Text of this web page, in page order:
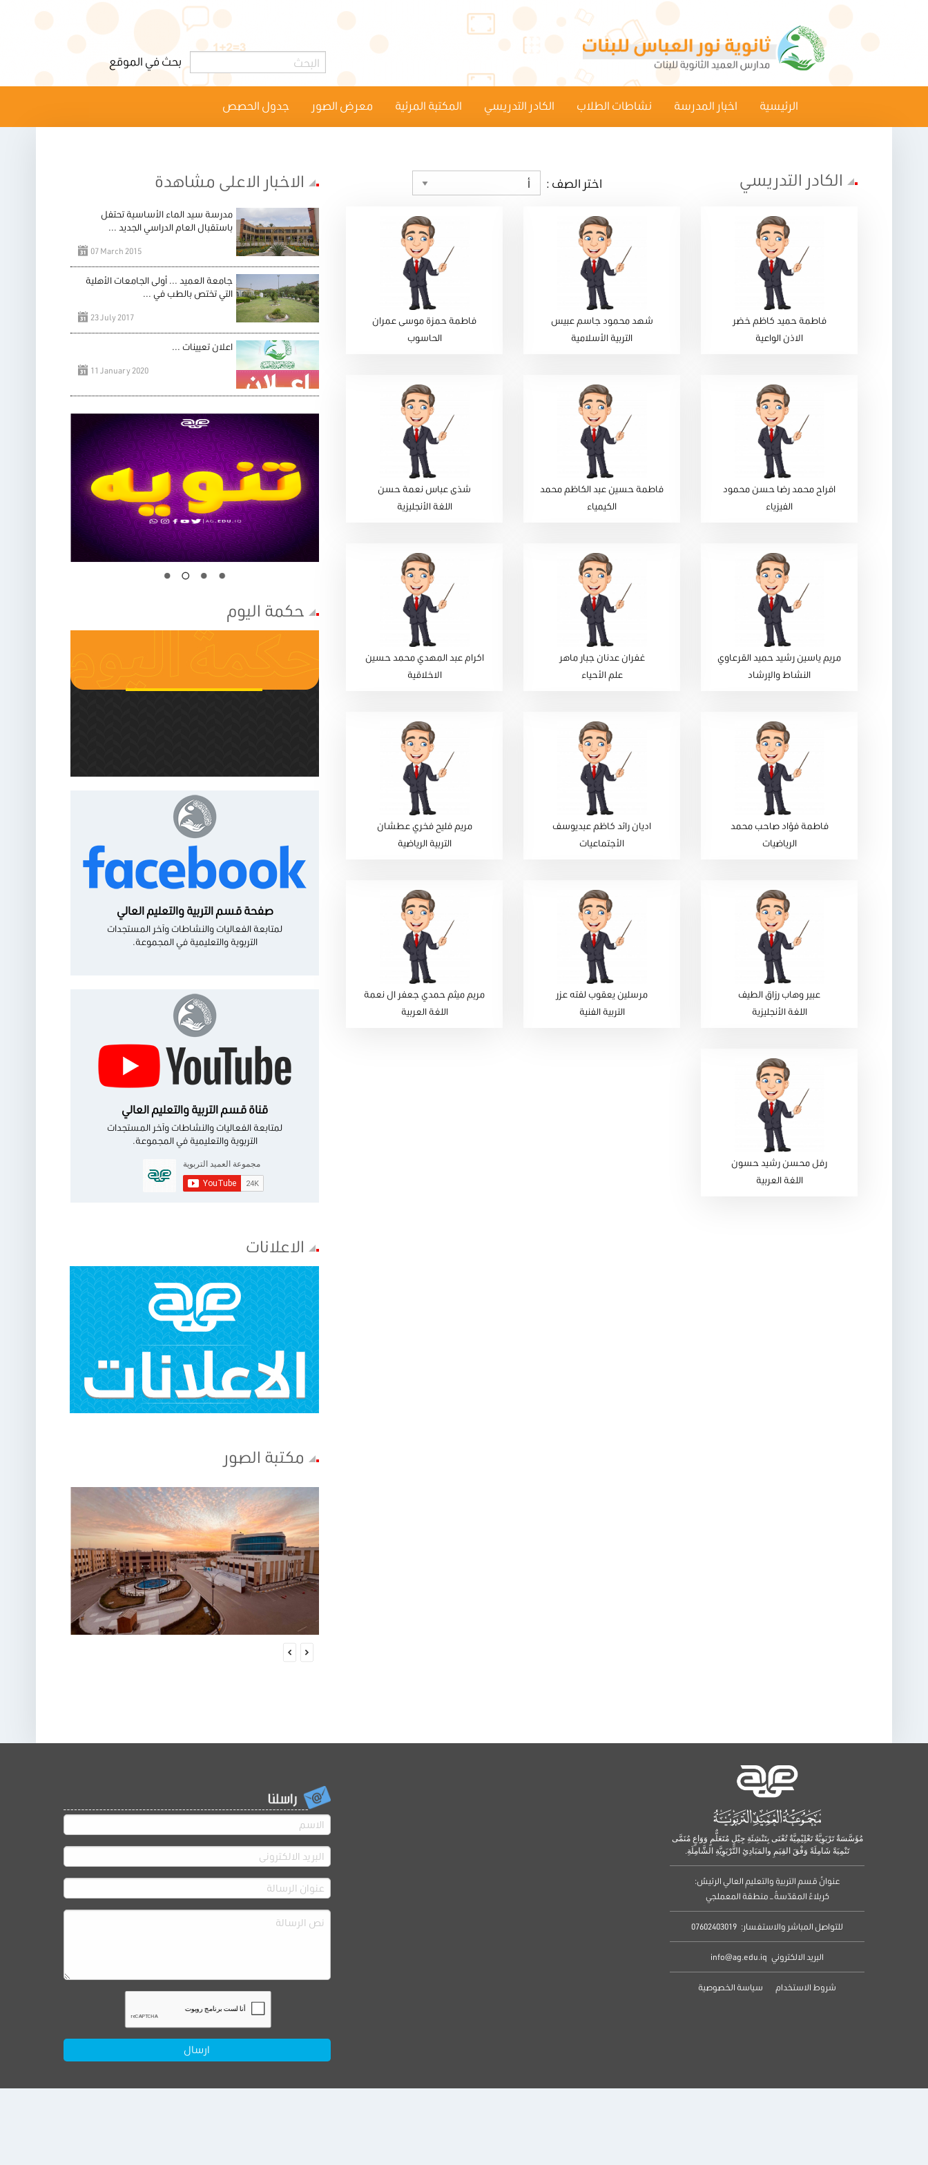
الرئيسية اخبار المدرسة نشاطات الطلاب الكادر التدريسي المكتبة المرئية معرض الصور جدول الحصص
الكادر التدريسي اختر الصف :
فاطمة حميد كاظم خضر
الاذن الواعية
شهد محمود جاسم عبيس
التربية الأسلامية
فاطمة حمزة موسى عمران
الحاسوب
افراح محمد رضا حسن محمود
الفيزياء
فاطمة حسين عبد الكاظم محمد
الكيمياء
شذى عباس نعمة حسن
اللغة الأنجليزية
مريم ياسين رشيد حميد القرعاوي
النشاط والإرشاد
غفران عدنان جبار ماهر
علم الأحياء
اكرام عبد المهدي محمد حسين
الاخلاقية
فاطمة فؤاد صاحب محمد
الرياضيات
اديان رائد كاظم عبديوسف
الأجتماعيات
مريم فليح فخري عطشان
التربية الرياضية
عبير وهاب رزاق الطيف
اللغة الأنجليزية
مرسلين يعقوب لفته عزر
التربية الفنية
مريم ميثم حمدي جعفر ال نعمة
اللغة العربية
رفل محسن رشيد حسون
اللغة العربية
الاخبار الاعلى مشاهدة
مدرسة سيد الماء الأساسية تحتفل
باستقبال العام الدراسي الجديد ...
07 March 2015
جامعة العميد ... أولى الجامعات الأهلية
التي تختص بالطب في ...
23 July 2017
اعلان تعيينات ...
11 January 2020
حكمة اليوم
صفحة قسم التربية والتعليم العالي
لمتابعة الفعاليات والنشاطات وآخر المستجدات
التربوية والتعليمية في المجموعة.
قناة قسم التربية والتعليم العالي
لمتابعة الفعاليات والنشاطات وآخر المستجدات
التربوية والتعليمية في المجموعة.
الاعلانات
مكتبة الصور
مُؤَسَّسَةٌ تَرْبَوِيَّةٌ تَعْلِيْمِيَّةٌ تُعْنَى بِتَنْشِئَةِ جِيْلٍ مُتَعَلٌّمٍ وَوَاعٍ مُنَمَّى
تَنْمِيَةً شَامِلَةً وَفْقَ القِيَمِ والمَبَادِئِ التَّرْبَوِيَّةِ الشَّامِلَةِ.
عنوانُ قسمِ التربيةِ والتعليمِ العالي الرئيسُ:
كربلاءُ المقدّسةُ – منطقة المعملجي
للتواصل المباشر والاستفسار: 07602403019
البريد الالكتروني info@ag.edu.iq
شروط الاستخدام سياسة الخصوصية